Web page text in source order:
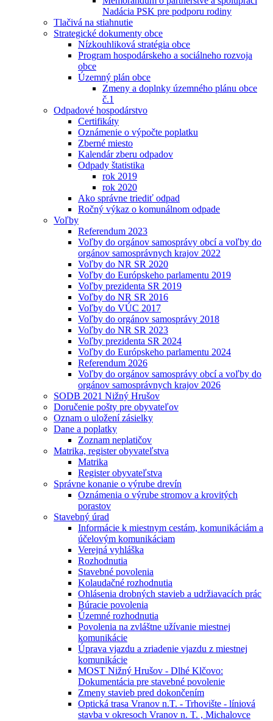
Nadácia PSK pre podporu rodiny
Tlačivá na stiahnutie
Strategické dokumenty obce
Nízkouhliková stratégia obce
Program hospodárskeho a sociálneho rozvoja
obce
Územný plán obce
Zmeny a doplnky územného plánu obce
č.1
Odpadové hospodárstvo
Certifikáty
Oznámenie o výpočte poplatku
Zberné miesto
Kalendár zberu odpadov
Odpady štatistika
rok 2019
rok 2020
Ako správne triediť odpad
Ročný výkaz o komunálnom odpade
Voľby
Referendum 2023
Voľby do orgánov samosprávy obcí a voľby do
orgánov samosprávnych krajov 2022
Voľby do NR SR 2020
Voľby do Európskeho parlamentu 2019
Voľby prezidenta SR 2019
Voľby do NR SR 2016
Voľby do VÚC 2017
Voľby do orgánov samosprávy 2018
Voľby do NR SR 2023
Voľby prezidenta SR 2024
Voľby do Európskeho parlamentu 2024
Referendum 2026
Voľby do orgánov samosprávy obcí a voľby do
orgánov samosprávnych krajov 2026
SODB 2021 Nižný Hrušov
Doručenie pošty pre obyvateľov
Oznam o uložení zásielky
Dane a poplatky
Zoznam neplatičov
Matrika, register obyvateľstva
Matrika
Register obyvateľstva
Správne konanie o výrube drevín
Oznámenia o výrube stromov a krovitých
porastov
Stavebný úrad
Informácie k miestnym cestám, komunikáciám a
účelovým komunikáciam
Verejná vyhláška
Rozhodnutia
Stavebné povolenia
Kolaudačné rozhodnutia
Ohlásenia drobných stavieb a udržiavacích prác
Búracie povolenia
Územné rozhodnutia
Povolenia na zvláštne užívanie miestnej
komunikácie
Úprava vjazdu a zriadenie vjazdu z miestnej
komunikácie
MOST Nižný Hrušov - Dlhé Klčovo:
Dokumentácia pre stavebné povolenie
Zmeny stavieb pred dokončením
Optická trasa Vranov n.T. - Trhovište - líniová
stavba v okresoch Vranov n. T. , Michalovce